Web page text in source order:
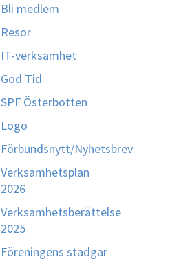
Bli medlem
Resor
IT-verksamhet
God Tid
SPF Österbotten
Logo
Förbundsnytt/Nyhetsbrev
Verksamhetsplan
2026
Verksamhetsberättelse
2025
Föreningens stadgar